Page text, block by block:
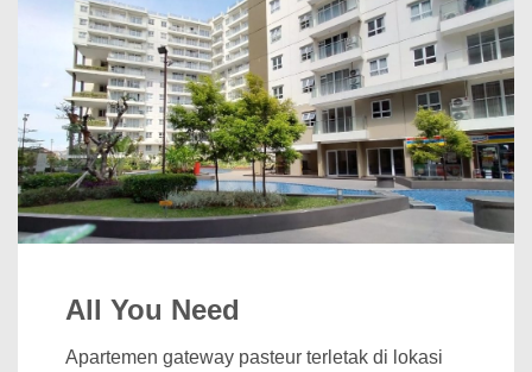
All You Need
Apartemen gateway pasteur terletak di lokasi